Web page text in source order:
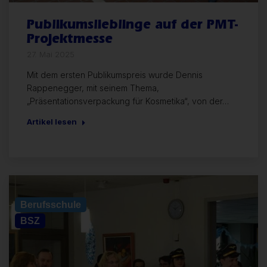
Publikumslieblinge auf der PMT-
Projektmesse
Mit dem ersten Publikumspreis wurde Dennis
Rappenegger, mit seinem Thema,
„Präsentationsverpackung für Kosmetika“, von der…
Artikel lesen
Berufsschule
BSZ